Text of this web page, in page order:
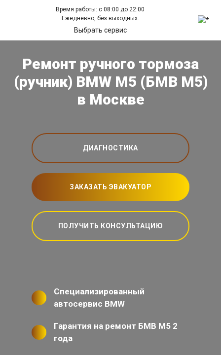
Время работы: с 08:00 до 22:00
Ежедневно, без выходных.
Выбрать сервис
Ремонт ручного тормоза
(ручник) BMW M5 (БМВ М5)
в Москве
ДИАГНОСТИКА
ЗАКАЗАТЬ ЭВАКУАТОР
ПОЛУЧИТЬ КОНСУЛЬТАЦИЮ
Специализированный
автосервис BMW
Гарантия на ремонт БМВ М5 2
года